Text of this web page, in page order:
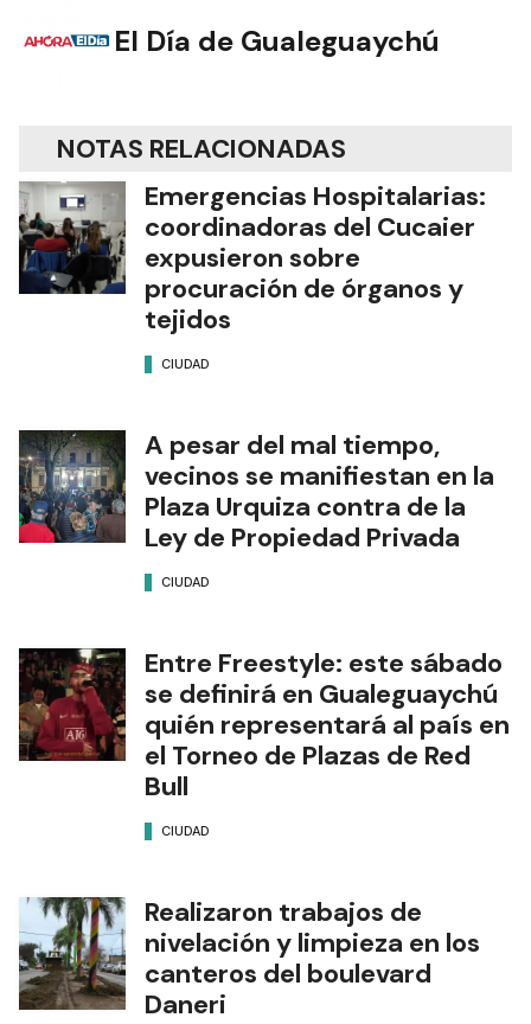
El Día de Gualeguaychú
NOTAS RELACIONADAS
Emergencias Hospitalarias:
coordinadoras del Cucaier
expusieron sobre
procuración de órganos y
tejidos
CIUDAD
A pesar del mal tiempo,
vecinos se manifiestan en la
Plaza Urquiza contra de la
Ley de Propiedad Privada
CIUDAD
Entre Freestyle: este sábado
se definirá en Gualeguaychú
quién representará al país en
el Torneo de Plazas de Red
Bull
CIUDAD
Realizaron trabajos de
nivelación y limpieza en los
canteros del boulevard
Daneri